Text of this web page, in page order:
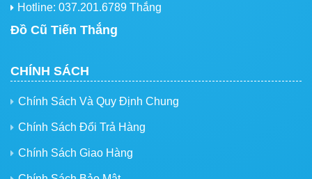
Hotline: 037.201.6789 Thắng
Đồ Cũ Tiến Thắng
CHÍNH SÁCH
Chính Sách Và Quy Định Chung
Chính Sách Đổi Trả Hàng
Chính Sách Giao Hàng